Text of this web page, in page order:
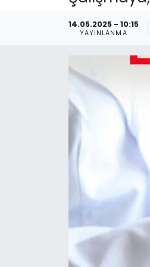
14.05.2025 - 10:15
YAYINLANMA
Gündem
KKTC YEREL SEÇİM 2018
Kültür Sanat
Magazin
Nöbetçi Eczaneler
Otomobil Dünyası